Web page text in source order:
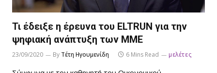
Τι έδειξε η έρευνα του ELTRUΝ για την
ψηφιακή ανάπτυξη των ΜΜΕ
23/09/2020 By Τέτη Ηγουμενίδη 6 Mins Read μελέτες